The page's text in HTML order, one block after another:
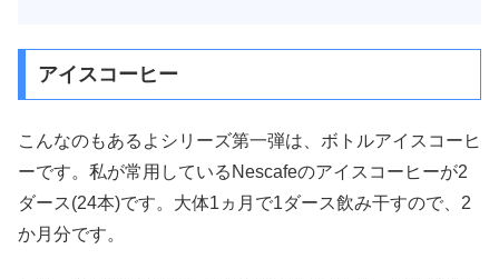
アイスコーヒー
こんなのもあるよシリーズ第一弾は、ボトルアイスコーヒ
ーです。私が常用しているNescafeのアイスコーヒーが2
ダース(24本)です。大体1ヵ月で1ダース飲み干すので、2
か月分です。